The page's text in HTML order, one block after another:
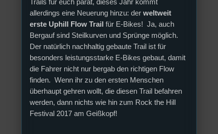
Trails für euch parat, dieses Jahr kommt
allerdings eine Neuerung hinzu: der weltweit
erste Uphill Flow Trail für E-Bikes! Ja, auch
Bergauf sind Steilkurven und Sprünge möglich.
Der natürlich nachhaltig gebaute Trail ist für
besonders leistungsstarke E-Bikes gebaut, damit
die Fahrer nicht nur bergab den richtigen Flow
finden. Wenn ihr zu den ersten Menschen
überhaupt gehren wollt, die diesen Trail befahren
werden, dann nichts wie hin zum Rock the Hill
Festival 2017 am Geißkopf!